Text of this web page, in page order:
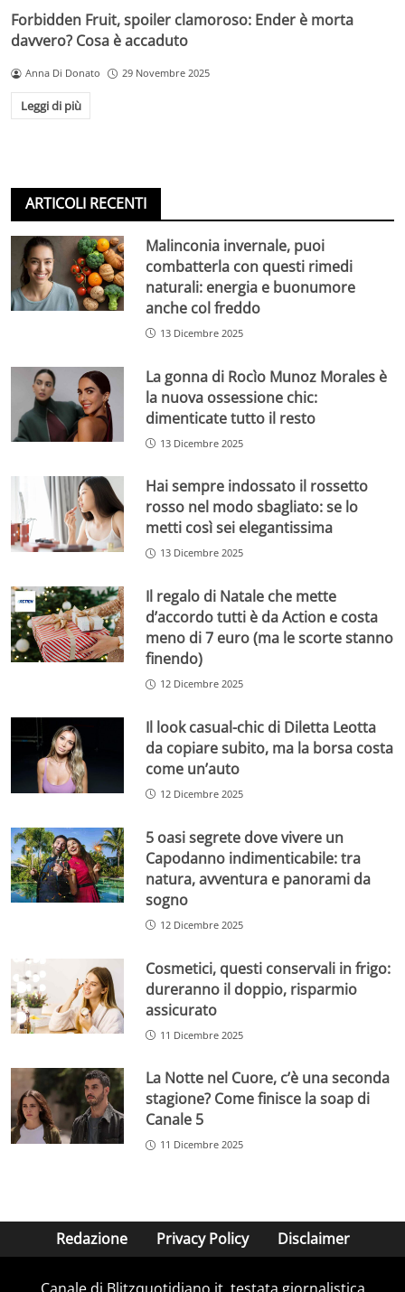
Forbidden Fruit, spoiler clamoroso: Ender è morta
davvero? Cosa è accaduto
Anna Di Donato 29 Novembre 2025
Leggi di più
ARTICOLI RECENTI
Malinconia invernale, puoi
combatterla con questi rimedi
naturali: energia e buonumore
anche col freddo
13 Dicembre 2025
La gonna di Rocìo Munoz Morales è
la nuova ossessione chic:
dimenticate tutto il resto
13 Dicembre 2025
Hai sempre indossato il rossetto
rosso nel modo sbagliato: se lo
metti così sei elegantissima
13 Dicembre 2025
Il regalo di Natale che mette
d’accordo tutti è da Action e costa
meno di 7 euro (ma le scorte stanno
finendo)
12 Dicembre 2025
Il look casual-chic di Diletta Leotta
da copiare subito, ma la borsa costa
come un’auto
12 Dicembre 2025
5 oasi segrete dove vivere un
Capodanno indimenticabile: tra
natura, avventura e panorami da
sogno
12 Dicembre 2025
Cosmetici, questi conservali in frigo:
dureranno il doppio, risparmio
assicurato
11 Dicembre 2025
La Notte nel Cuore, c’è una seconda
stagione? Come finisce la soap di
Canale 5
11 Dicembre 2025
Redazione Privacy Policy Disclaimer